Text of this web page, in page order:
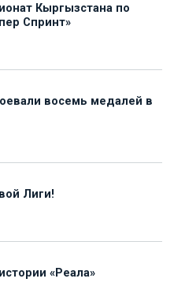
Кыргызстана по
Спринт»
восемь медалей в
Лиги!
«Реала»